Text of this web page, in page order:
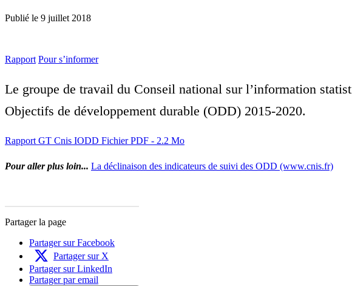
Publié le 9 juillet 2018
Rapport Pour s’informer
Le groupe de travail du Conseil national sur l’information
Objectifs de développement durable (ODD) 2015-2020.
Rapport GT Cnis IODD Fichier PDF - 2.2 Mo
Pour aller plus loin... La déclinaison des indicateurs de suivi des ODD (www.cnis.fr)
Partager la page
Partager sur Facebook
Partager sur X
Partager sur LinkedIn
Partager par email